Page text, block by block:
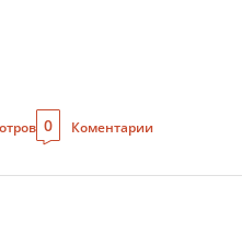
0 Коментарии